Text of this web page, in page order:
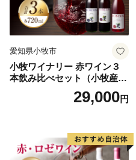
愛知県小牧市
小牧ワイナリー 赤ワイン３
本飲み比べセット（小牧産ぶ
どう100％使用）29,000円